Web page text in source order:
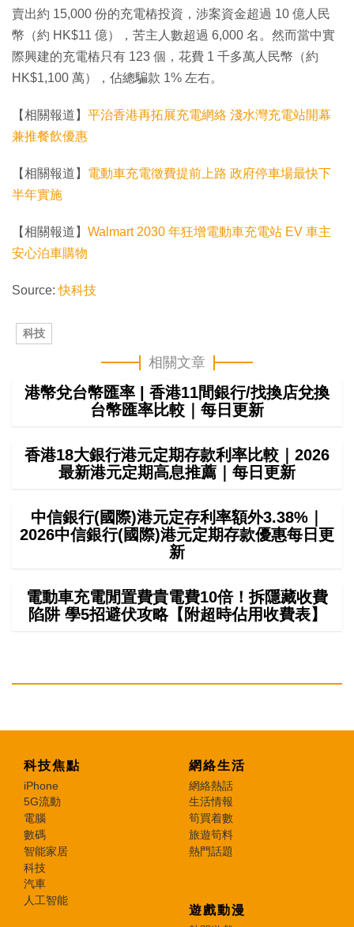
賣出約 15,000 份的充電樁投資，涉案資金超過 10 億人民
幣（約 HK$11 億），苦主人數超過 6,000 名。然而當中實
際興建的充電樁只有 123 個，花費 1 千多萬人民幣（約
HK$1,100 萬），佔總騙款 1% 左右。
【相關報道】 平治香港再拓展充電網絡 淺水灣充電站開幕
兼推餐飲優惠
【相關報道】 電動車充電徵費提前上路 政府停車場最快下
半年實施
【相關報道】 Walmart 2030 年狂增電動車充電站 EV 車主
安心泊車購物
Source:快科技
科技
相關文章
港幣兌台幣匯率 | 香港11間銀行/找換店兌換
台幣匯率比較｜每日更新
香港18大銀行港元定期存款利率比較｜2026
最新港元定期高息推薦｜每日更新
中信銀行(國際)港元定存利率額外3.38%｜
2026中信銀行(國際)港元定期存款優惠每日更
新
電動車充電閒置費貴電費10倍！拆隱藏收費
陷阱 學5招避伏攻略【附超時佔用收費表】
科技焦點
iPhone
5G流動
電腦
數碼
智能家居
科技
汽車
人工智能
網絡生活
網絡熱話
生活情報
筍買着數
旅遊筍料
熱門話題
遊戲動漫